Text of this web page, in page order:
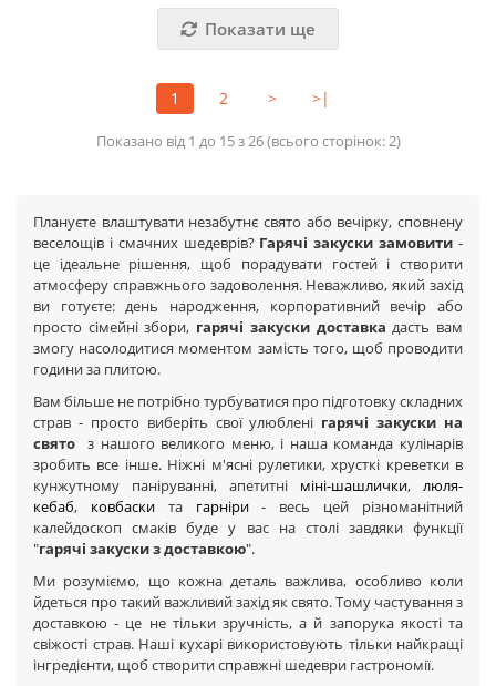
Показати ще
1 2 > >|
Показано від 1 до 15 з 26 (всього сторінок: 2)
Плануєте влаштувати незабутнє свято або вечірку, сповнену
веселощів і смачних шедеврів? Гарячі закуски замовити -
це ідеальне рішення, щоб порадувати гостей і створити
атмосферу справжнього задоволення. Неважливо, який захід
ви готуєте: день народження, корпоративний вечір або
просто сімейні збори, гарячі закуски доставка дасть вам
змогу насолодитися моментом замість того, щоб проводити
години за плитою.
Вам більше не потрібно турбуватися про підготовку складних
страв - просто виберіть свої улюблені гарячі закуски на
свято з нашого великого меню, і наша команда кулінарів
зробить все інше. Ніжні м'ясні рулетики, хрусткі креветки в
кунжутному паніруванні, апетитні міні-шашлички, люля-
кебаб, ковбаскита гарніри- весь цей різноманітний
калейдоскоп смаків буде у вас на столі завдяки функції
"гарячі закуски з доставкою".
Ми розуміємо, що кожна деталь важлива, особливо коли
йдеться про такий важливий захід як свято. Тому частування з
доставкою - це не тільки зручність, а й запорука якості та
свіжості страв. Наші кухарі використовують тільки найкращі
інгредієнти, щоб створити справжні шедеври гастрономії.